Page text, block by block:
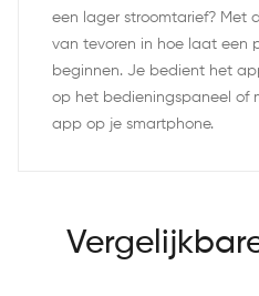
een lager stroomtarief? Met
van tevoren in hoe laat een
beginnen. Je bedient het
op het bedieningspaneel of
app op je smartphone.